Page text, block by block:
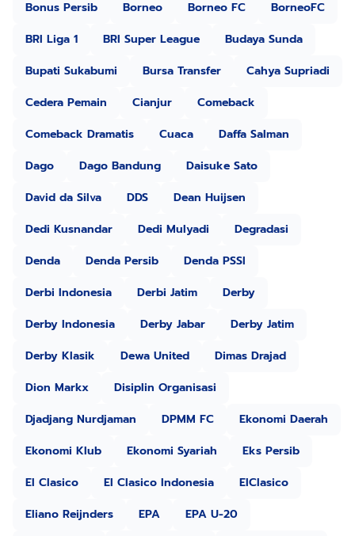
Bonus Persib Borneo Borneo FC
BorneoFC
BRI Liga 1
BRI Super League
Budaya Sunda
Bupati Sukabumi
Bursa Transfer
Cahya Supriadi
Cedera Pemain
Cianjur
Comeback
Comeback Dramatis
Cuaca
Daffa Salman
Dago
Dago Bandung
Daisuke Sato
David da Silva
DDS
Dean Huijsen
Dedi Kusnandar
Dedi Mulyadi
Degradasi
Denda
Denda Persib
Denda PSSI
Derbi Indonesia
Derbi Jatim
Derby
Derby Indonesia
Derby Jabar
Derby Jatim
Derby Klasik
Dewa United
Dimas Drajad
Dion Markx
Disiplin Organisasi
Djadjang Nurdjaman
DPMM FC
Ekonomi Daerah
Ekonomi Klub
Ekonomi Syariah
Eks Persib
El Clasico
El Clasico Indonesia
ElClasico
Eliano Reijnders
EPA
EPA U-20